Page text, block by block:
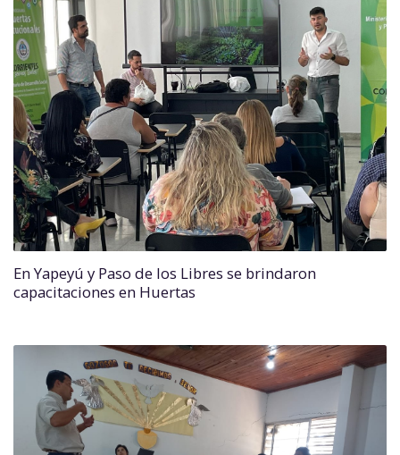
En Yapeyú y Paso de los Libres se brindaron
capacitaciones en Huertas